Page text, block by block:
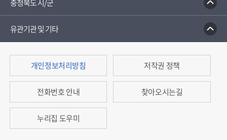
충청북도 시/군
유관기관 및 기타
개인정보처리방침 저작권 정책
전화번호 안내 찾아오시는길
누리집 도우미